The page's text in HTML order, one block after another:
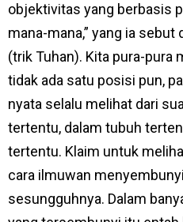
objektivitas yang berbasis
mana-mana,” yang ia sebut
(trik Tuhan). Kita pura-pura
tidak ada satu posisi pun,
nyata selalu melihat dari
tertentu, dalam tubuh
tertentu. Klaim untuk
cara ilmuwan
sesungguhnya. Dalam